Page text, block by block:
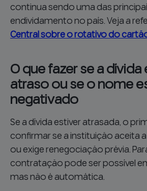
continua sendo uma das
endividamento no país. Veja a
Central sobre o rotativo do
O que fazer se a
atraso ou se o nome
negativado
Se a dívida estiver atrasada, o
confirmar se a instituição aceita
ou exige renegociação prévia.
contratação pode ser possível
mas não é automática.